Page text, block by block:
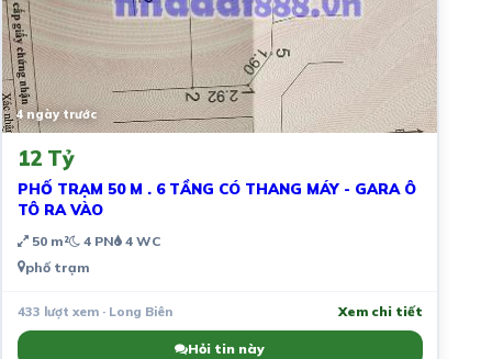
4 ngày trước
12 Tỷ
PHỐ TRẠM 50 M . 6 TẦNG CÓ THANG MÁY - GARA Ô
TÔ RA VÀO
50 m² 4 PN 4 WC
phố trạm
433 lượt xem · Long Biên Xem chi tiết
Hỏi tin này